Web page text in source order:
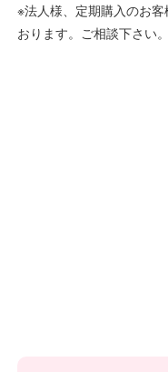
※法人様、定期購入のお
おります。ご相談下さい。